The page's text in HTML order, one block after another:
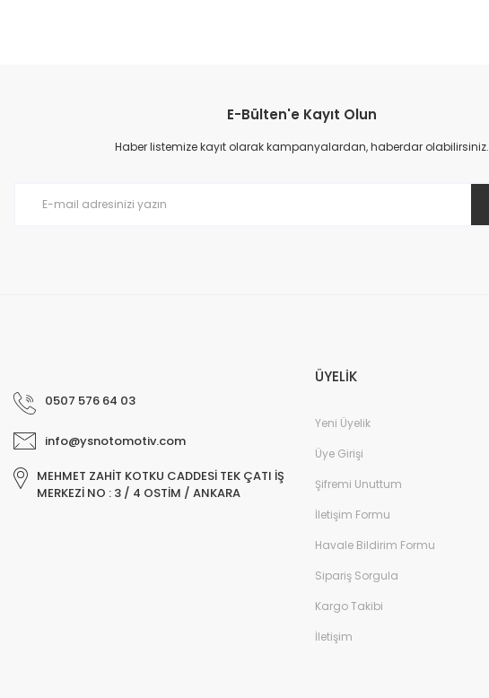
Ürün resmi kalitesiz, bozuk veya görüntülenemiyor.
Ürün açıklamasında eksik bilgiler bulunuyor.
E-Bülten'e Kayıt Olun
Haber listemize kayıt olarak kampanyalardan, haberdar olabilirsiniz.
0507 576 64 03
info@ysnotomotiv.com
MEHMET ZAHİT KOTKU CADDESİ TEK ÇATI İŞ
MERKEZİ NO : 3 / 4 OSTİM / ANKARA
ÜYELİK
Yeni Üyelik
Üye Girişi
Şifremi Unuttum
İletişim Formu
Havale Bildirim Formu
Sipariş Sorgula
Kargo Takibi
İletişim